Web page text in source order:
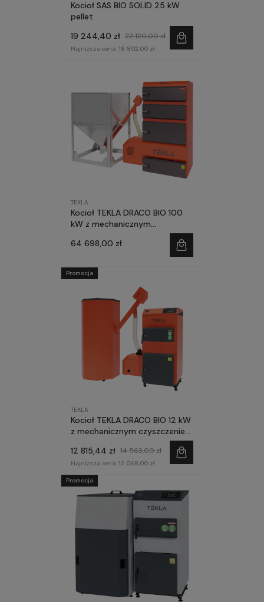
Kocioł SAS BIO SOLID 25 kW
pellet
19 244,40 zł 22 120,00 zł
Najniższa cena: 18 802,00 zł
TEKLA
Kocioł TEKLA DRACO BIO 100
kW z mechanicznym
64 698,00 zł
TEKLA
Kocioł TEKLA DRACO BIO 12 kW
z mechanicznym czyszczeniem
12 815,44 zł 14 563,00 zł
Najniższa cena: 12 068,00 zł
Promocja
Promocja